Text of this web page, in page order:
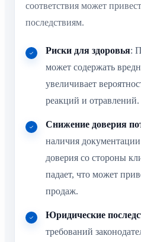
соответствия может
последствиям.
Риски для здоровья:
может содержать
увеличивает
реакций и отравлений.
Снижение доверия
наличия
доверия со стороны
падает, что может
продаж.
Юридические
требований